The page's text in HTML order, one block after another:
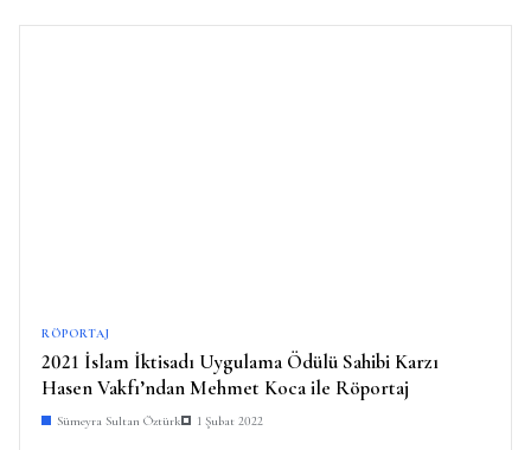
RÖPORTAJ
2021 İslam İktisadı Uygulama Ödülü Sahibi Karzı
Hasen Vakfı’ndan Mehmet Koca ile Röportaj
Sümeyra Sultan Öztürk 1 Şubat 2022